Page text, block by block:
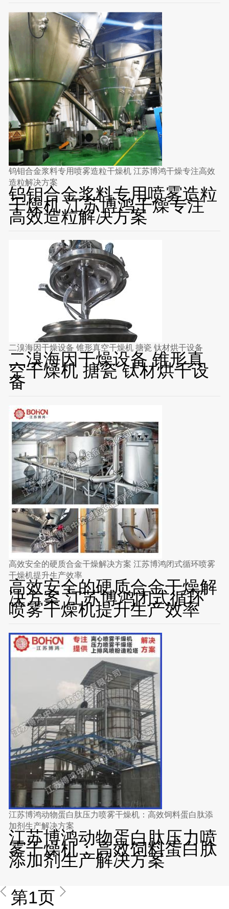
钨钼合金浆料专用喷雾造粒干燥机 江苏博鸿干燥专注高效
造粒解决方案
钨钼合金浆料专用喷雾造粒
干燥机 江苏博鸿干燥专注
高效造粒解决方案
二溴海因干燥设备 锥形真空干燥机 搪瓷 钛材烘干设备
二溴海因干燥设备 锥形真
空干燥机 搪瓷 钛材烘干设
备
高效安全的硬质合金干燥解决方案 江苏博鸿闭式循环喷雾
干燥机提升生产效率
高效安全的硬质合金干燥解
决方案 江苏博鸿闭式循环
喷雾干燥机提升生产效率
江苏博鸿动物蛋白肽压力喷雾干燥机：高效饲料蛋白肽添
加剂生产解决方案
江苏博鸿动物蛋白肽压力喷
雾干燥机：高效饲料蛋白肽
添加剂生产解决方案
第1页